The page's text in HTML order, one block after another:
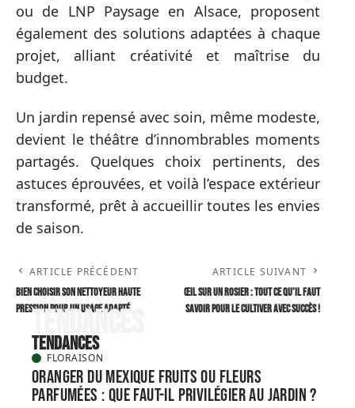
ou de LNP Paysage en Alsace, proposent
également des solutions adaptées à chaque
projet, alliant créativité et maîtrise du
budget.
Un jardin repensé avec soin, même modeste,
devient le théâtre d’innombrables moments
partagés. Quelques choix pertinents, des
astuces éprouvées, et voilà l’espace extérieur
transformé, prêt à accueillir toutes les envies
de saison.
ARTICLE PRÉCÉDENT
Bien choisir son nettoyeur haute
pression pour un usage adapté
ARTICLE SUIVANT
Œil sur un rosier : tout ce qu’il faut
savoir pour le cultiver avec succès !
Tendances
Tendances
FLORAISON
Oranger du Mexique fruits ou fleurs
parfumées : que faut-il privilégier au jardin ?